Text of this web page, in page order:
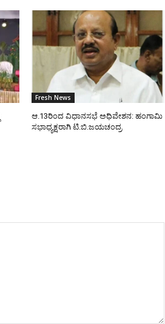
Fresh News
ಆ.13ರಿಂದ ವಿಧಾನಸಭೆ ಅಧಿವೇಶನ: ಹಂಗಾಮಿ
ಸಭಾಧ್ಯಕ್ಷರಾಗಿ ಟಿ.ಬಿ.ಜಯಚಂದ್ರ